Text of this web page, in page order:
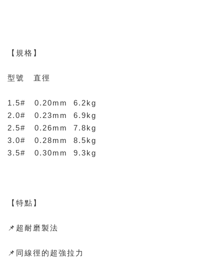
【規格】
型號 直徑
1.5# 0.20mm 6.2kg
2.0# 0.23mm 6.9kg
2.5# 0.26mm 7.8kg
3.0# 0.28mm 8.5kg
3.5# 0.30mm 9.3kg
【特點】
📌超耐磨製法
📌同線徑的超強拉力